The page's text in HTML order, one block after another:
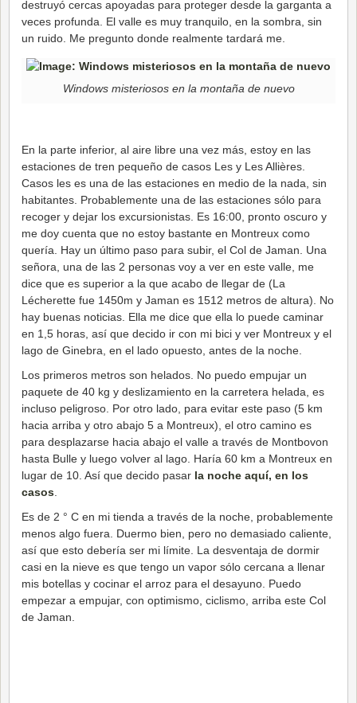
destruyó cercas apoyadas para proteger desde la garganta a
veces profunda. El valle es muy tranquilo, en la sombra, sin
un ruido. Me pregunto donde realmente tardará me.
Windows misteriosos en la montaña de nuevo
En la parte inferior, al aire libre una vez más, estoy en las
estaciones de tren pequeño de casos Les y Les Allières.
Casos les es una de las estaciones en medio de la nada, sin
habitantes. Probablemente una de las estaciones sólo para
recoger y dejar los excursionistas. Es 16:00, pronto oscuro y
me doy cuenta que no estoy bastante en Montreux como
quería. Hay un último paso para subir, el Col de Jaman. Una
señora, una de las 2 personas voy a ver en este valle, me
dice que es superior a la que acabo de llegar de (La
Lécherette fue 1450m y Jaman es 1512 metros de altura). No
hay buenas noticias. Ella me dice que ella lo puede caminar
en 1,5 horas, así que decido ir con mi bici y ver Montreux y el
lago de Ginebra, en el lado opuesto, antes de la noche.
Los primeros metros son helados. No puedo empujar un
paquete de 40 kg y deslizamiento en la carretera helada, es
incluso peligroso. Por otro lado, para evitar este paso (5 km
hacia arriba y otro abajo 5 a Montreux), el otro camino es
para desplazarse hacia abajo el valle a través de Montbovon
hasta Bulle y luego volver al lago. Haría 60 km a Montreux en
lugar de 10. Así que decido pasar la noche aquí, en los
casos
Es de 2 ° C en mi tienda a través de la noche, probablemente
menos algo fuera. Duermo bien, pero no demasiado caliente,
así que esto debería ser mi límite. La desventaja de dormir
casi en la nieve es que tengo un vapor sólo cercana a llenar
mis botellas y cocinar el arroz para el desayuno. Puedo
empezar a empujar, con optimismo, ciclismo, arriba este Col
de Jaman.